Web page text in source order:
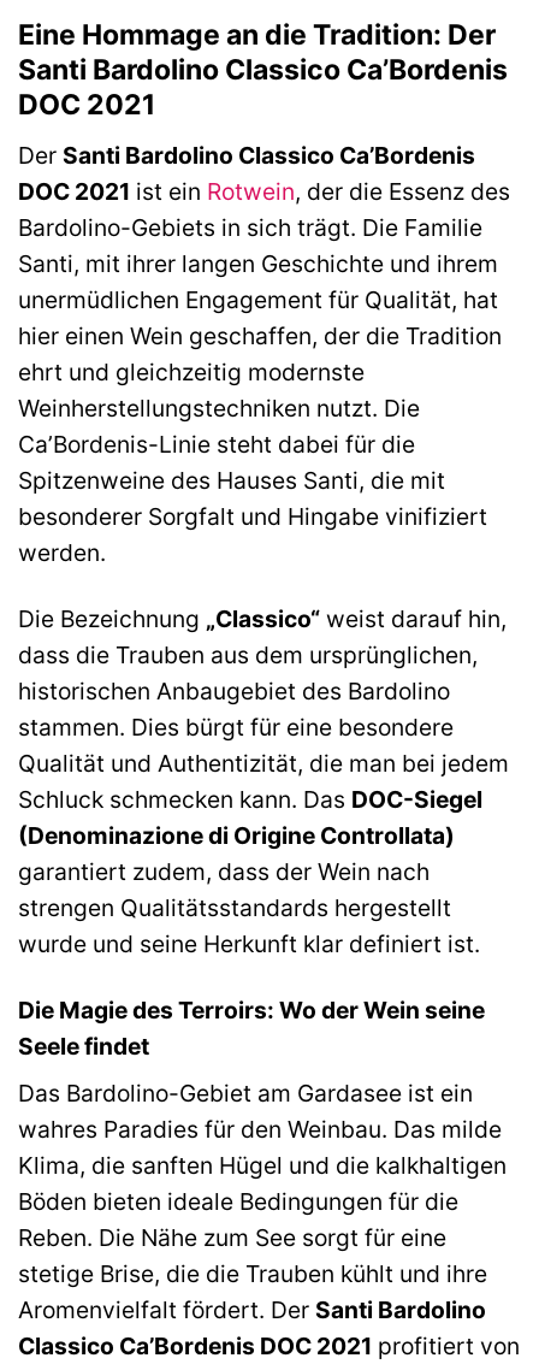
Eine Hommage an die Tradition: Der
Santi Bardolino Classico Ca’Bordenis
DOC 2021
Der Santi Bardolino Classico Ca’Bordenis
DOC 2021 ist ein Rotwein, der die Essenz des
Bardolino-Gebiets in sich trägt. Die Familie
Santi, mit ihrer langen Geschichte und ihrem
unermüdlichen Engagement für Qualität, hat
hier einen Wein geschaffen, der die Tradition
ehrt und gleichzeitig modernste
Weinherstellungstechniken nutzt. Die
Ca’Bordenis-Linie steht dabei für die
Spitzenweine des Hauses Santi, die mit
besonderer Sorgfalt und Hingabe vinifiziert
werden.
Die Bezeichnung „Classico“ weist darauf hin,
dass die Trauben aus dem ursprünglichen,
historischen Anbaugebiet des Bardolino
stammen. Dies bürgt für eine besondere
Qualität und Authentizität, die man bei jedem
Schluck schmecken kann. Das DOC-Siegel
(Denominazione di Origine Controllata)
garantiert zudem, dass der Wein nach
strengen Qualitätsstandards hergestellt
wurde und seine Herkunft klar definiert ist.
Die Magie des Terroirs: Wo der Wein seine
Seele findet
Das Bardolino-Gebiet am Gardasee ist ein
wahres Paradies für den Weinbau. Das milde
Klima, die sanften Hügel und die kalkhaltigen
Böden bieten ideale Bedingungen für die
Reben. Die Nähe zum See sorgt für eine
stetige Brise, die die Trauben kühlt und ihre
Aromenvielfalt fördert. Der Santi Bardolino
Classico Ca’Bordenis DOC 2021 profitiert von